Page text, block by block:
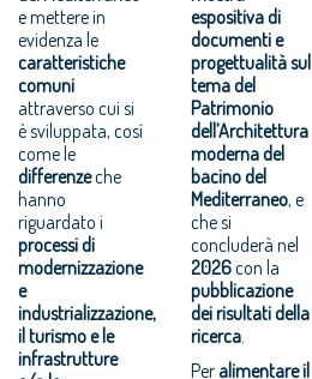
e mettere in
evidenza le
caratteristiche
comuni
attraverso cui si
è sviluppata, così
come le
differenzeche
hanno
riguardato i
processi di
modernizzazione
e
industrializzazione,
il turismo e le
infrastrutture
espositiva di
documenti e
progettualità sul
tema del
Patrimonio
dell’Architettura
moderna del
bacino del
Mediterraneo, e
che si
concluderà nel
2026con la
pubblicazione
dei risultati della
ricerca
Per alimentare il